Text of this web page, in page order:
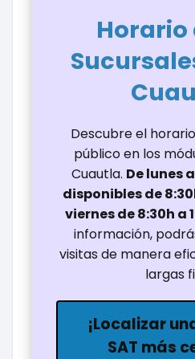
Horario
Descubre el
público en los
Cuautla. De lunes
disponibles de
viernes de 8:30h a
información,
visitas de manera
largas
¡Localizar
SAT más